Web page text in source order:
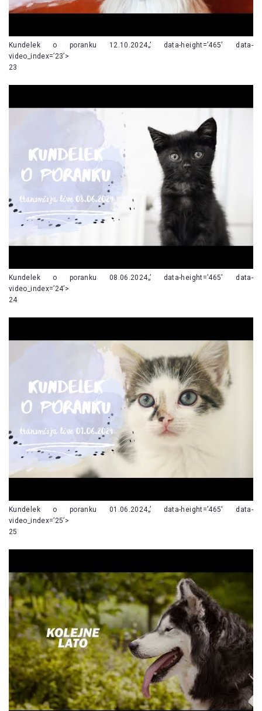
Kundelek o poranku 12.10.2024„’ data-height=’465′ data-
video_index=’23’>
23
Kundelek o poranku 08.06.2024„’ data-height=’465′ data-
video_index=’24’>
24
Kundelek o poranku 01.06.2024„’ data-height=’465′ data-
video_index=’25’>
25